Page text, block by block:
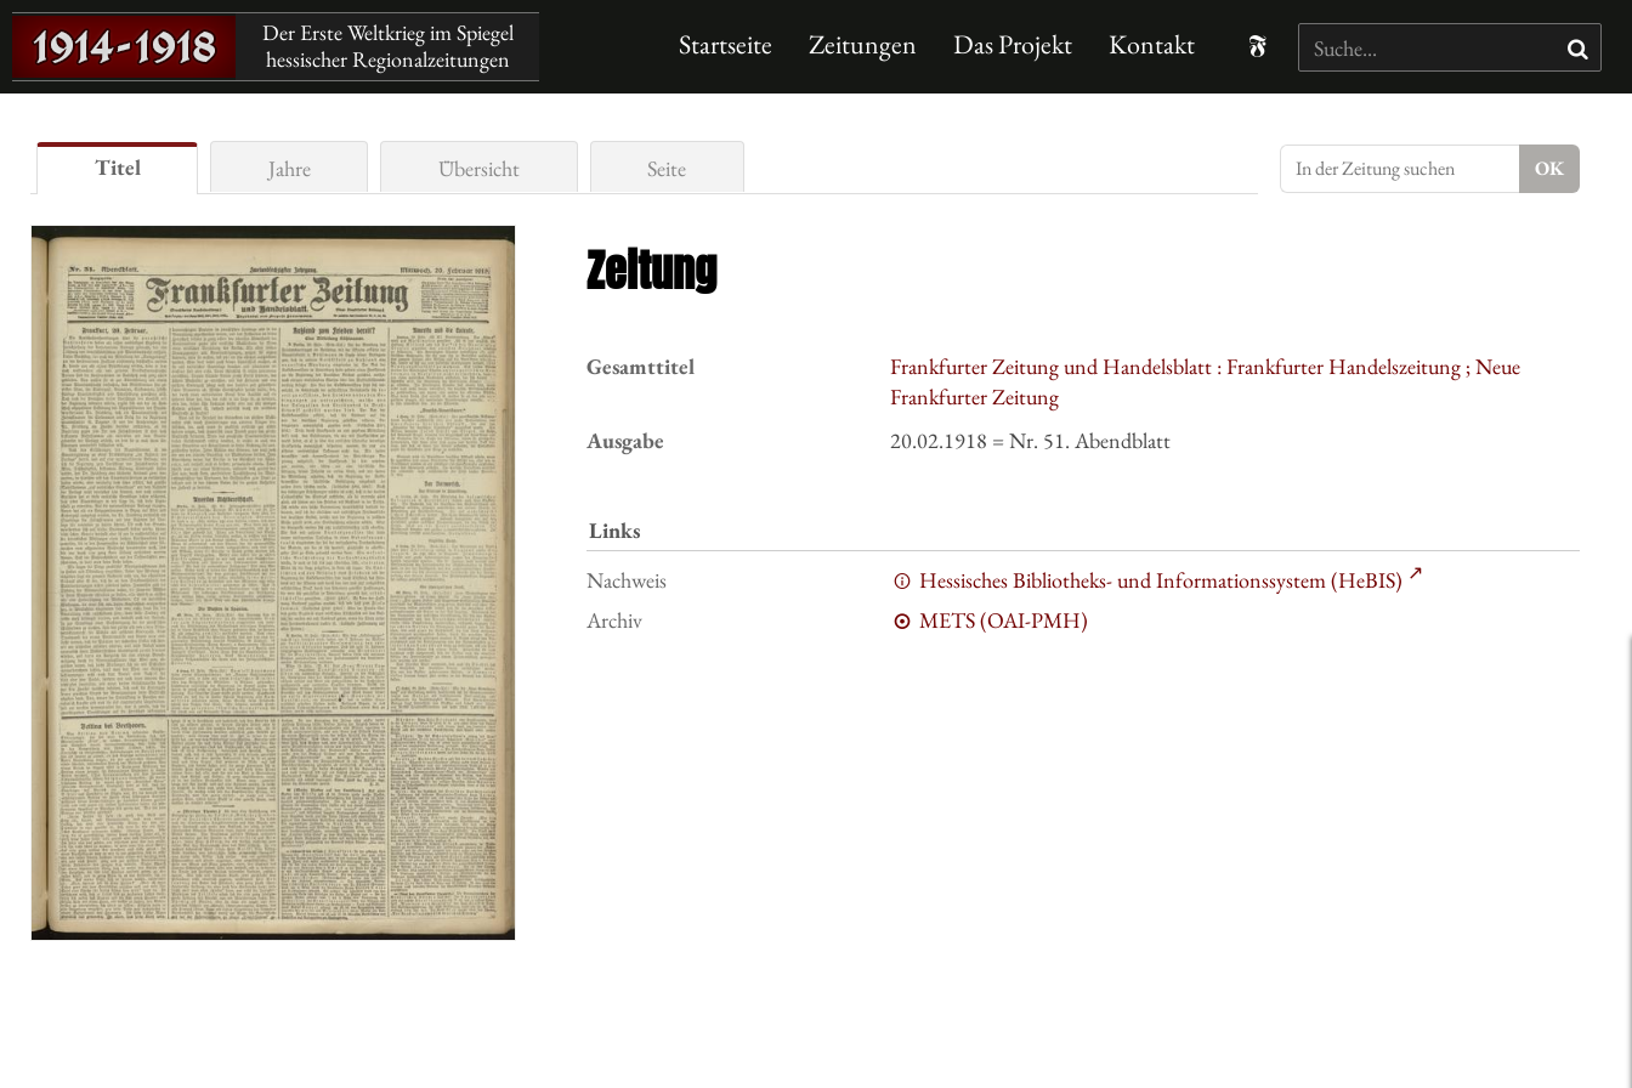
Der Erste Weltkrieg im Spiegel
hessischer Regionalzeitungen
Startseite Zeitungen Das Projekt Kontakt
Titel Jahre Übersicht Seite
Zeitung
Gesamttitel
Frankfurter Zeitung und Handelsblatt : Frankfurter Handelszeitung ; Neue
Frankfurter Zeitung
Ausgabe
20.02.1918 = Nr. 51. Abendblatt
Links
Nachweis
Hessisches Bibliotheks- und Informationssystem (HeBIS)
Archiv
METS (OAI-PMH)